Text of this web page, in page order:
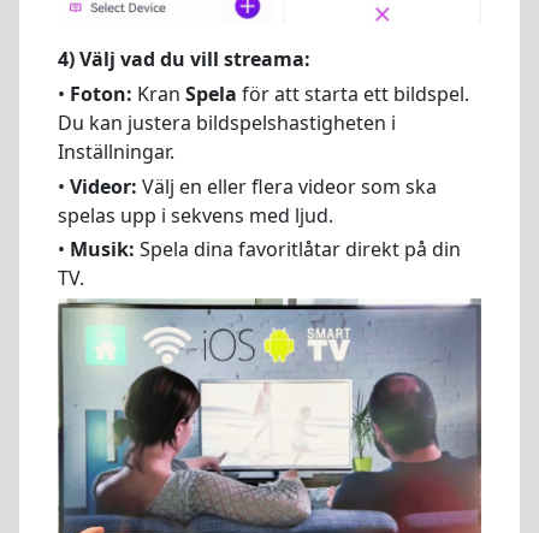
4) Välj vad du vill streama:
• Foton: Kran Spela för att starta ett bildspel.
Du kan justera bildspelshastigheten i
Inställningar.
• Videor: Välj en eller flera videor som ska
spelas upp i sekvens med ljud.
• Musik: Spela dina favoritlåtar direkt på din
TV.